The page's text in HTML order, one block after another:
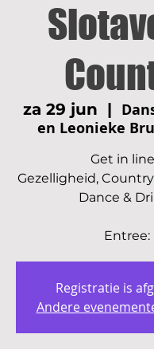
za 29 jun
  |
en Leonieke
Get in
Gezelligheid,
Dance &
Entree:
Registratie is
Andere